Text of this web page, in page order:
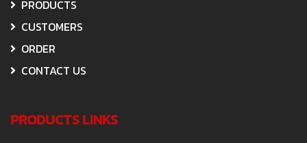
PRODUCTS
CUSTOMERS
ORDER
CONTACT US
PRODUCTS LINKS